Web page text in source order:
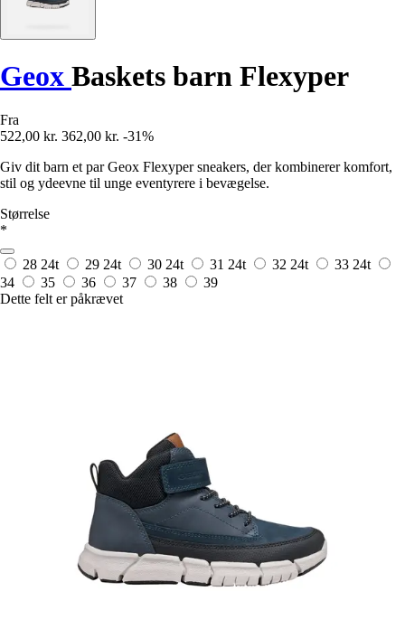
Geox Baskets barn Flexyper
Fra
522,00 kr. 362,00 kr. -31%
Giv dit barn et par Geox Flexyper sneakers, der kombinerer komfort,
stil og ydeevne til unge eventyrere i bevægelse.
Størrelse
*
28 24t 29 24t 30 24t 31 24t 32 24t 33 24t
34
35 36 37 38
39
Dette felt er påkrævet